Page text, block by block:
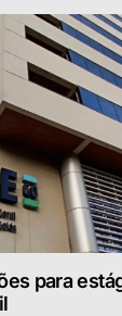
para